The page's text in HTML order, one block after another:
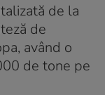
de la
de
având o
de tone pe